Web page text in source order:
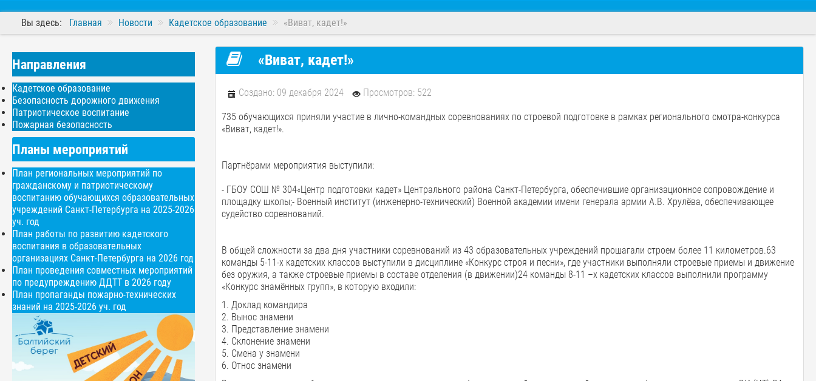
Вы здесь: Главная Новости Кадетское образование «Виват, кадет!»
Направления
Кадетское образование
Безопасность дорожного движения
Патриотическое воспитание
Пожарная безопасность
Планы мероприятий
План региональных мероприятий по
гражданскому и патриотическому
воспитанию обучающихся образовательных
учреждений Санкт-Петербурга на 2025-2026
уч. год
План работы по развитию кадетского
воспитания в образовательных
организациях Санкт-Петербурга на 2026 год
План проведения совместных мероприятий
по предупреждению ДДТТ в 2026 году
План пропаганды пожарно-технических
знаний на 2025-2026 уч. год
«Виват, кадет!»
Создано: 09 декабря 2024 Просмотров: 522
735 обучающихся приняли участие в лично-командных соревнованиях по строевой подготовке в рамках регионального смотра-конкурса
«Виват, кадет!».
Партнёрами мероприятия выступили:
- ГБОУ СОШ № 304«Центр подготовки кадет» Центрального района Санкт-Петербурга, обеспечившие организационное сопровождение и
площадку школы;- Военный институт (инженерно-технический) Военной академии имени генерала армии А.В. Хрулёва, обеспечивающее
судейство соревнований.
В общей сложности за два дня участники соревнований из 43 образовательных учреждений прошагали строем более 11 километров.63
команды 5-11-х кадетских классов выступили в дисциплине «Конкурс строя и песни», где участники выполняли строевые приемы и движение
без оружия, а также строевые приемы в составе отделения (в движении)24 команды 8-11 –х кадетских классов выполнили программу
«Конкурс знамённых групп», в которую входили:
1. Доклад командира
2. Вынос знамени
3. Представление знамени
4. Склонение знамени
5. Смена у знамени
6. Относ знамени